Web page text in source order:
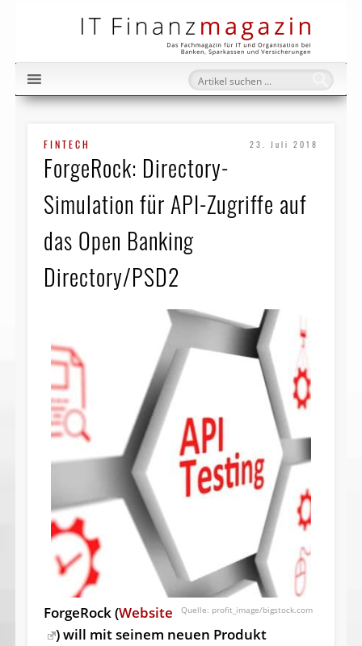
FINTECH 23. Juli 2018
ForgeRock: Directory-
Simulation für API-Zugriffe auf
das Open Banking
Directory/PSD2
profit_image/bigstock.com
ForgeRock (Website
) will mit seinem neuen Produkt